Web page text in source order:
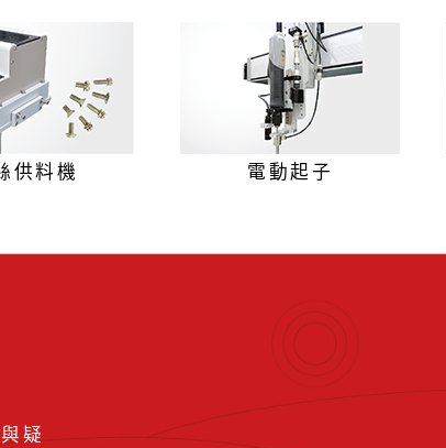
供料機 電動起子
疑